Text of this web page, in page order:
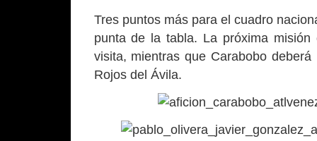
Tres puntos más para el cuadro
punta de la tabla. La próxima
visita, mientras que Carabobo
Rojos del Ávila.